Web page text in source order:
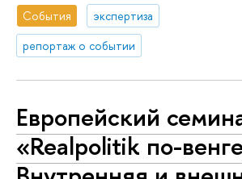
События
экспертиза
репортаж о событии
Европейский
«Realpolitik по-